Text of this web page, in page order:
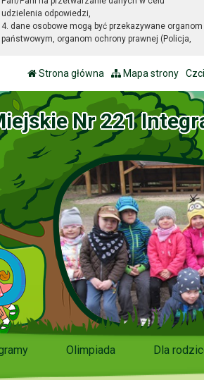
udzielenia odpowiedzi,
4. dane osobowe mogą być przekazywane organom
państwowym, organom ochrony prawnej (Policja,
Strona główna Mapa strony
Nr 221
Olimpiada Dla